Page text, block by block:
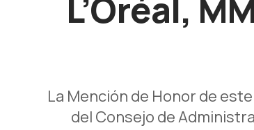
L’Oréal,
La Mención de Honor de
del Consejo de